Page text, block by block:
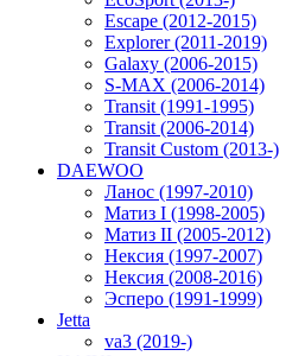
Escape (2012-2015)
Explorer (2011-2019)
Galaxy (2006-2015)
S-MAX (2006-2014)
Transit (1991-1995)
Transit (2006-2014)
Transit Custom (2013-)
DAEWOO
Ланос (1997-2010)
Матиз I (1998-2005)
Матиз II (2005-2012)
Нексия (1997-2007)
Нексия (2008-2016)
Эсперо (1991-1999)
Jetta
va3 (2019-)